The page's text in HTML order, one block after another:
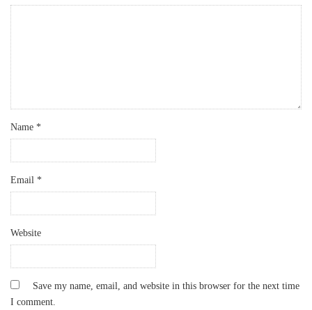
Name *
Email *
Website
Save my name, email, and website in this browser for the next time
I comment.